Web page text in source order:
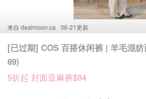
来自 dealmoon.ca 06-21更新
[已过期] COS 百搭休闲裤 | 羊毛混纺
89)
5折起 封面亚麻裤$84